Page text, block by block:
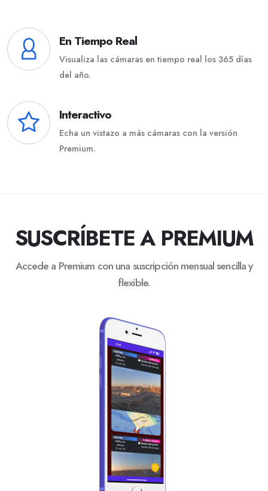
En Tiempo Real
Visualiza las cámaras en tiempo real los 365 días
del año.
Interactivo
Echa un vistazo a más cámaras con la versión
Premium.
SUSCRÍBETE A PREMIUM
Accede a Premium con una suscripción mensual sencilla y
flexible.